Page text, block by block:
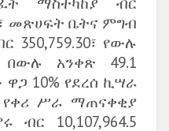
መጽሀፍት ቤትና ምግብ
የውሉ
አንቀጽ 49.1
10% የደረሰ ኪሣራ
የቀሪ ሥራ ማጠናቀቂያ
ብር 10,107,964.5